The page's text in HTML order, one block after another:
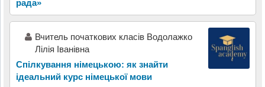
рада»
Вчитель початкових класів Водолажко
Лілія Іванівна
Спілкування німецькою: як знайти
ідеальний курс німецької мови